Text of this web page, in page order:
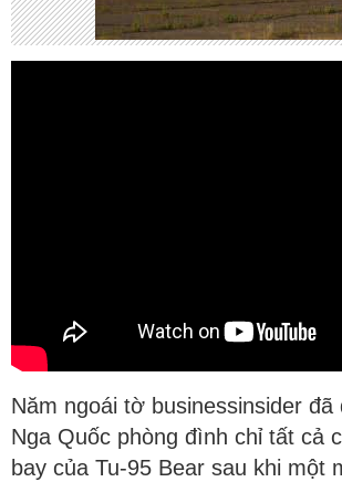
Năm ngoái tờ businessinsider đã
Nga Quốc phòng đình chỉ tất cả
bay của Tu-95 Bear sau khi một